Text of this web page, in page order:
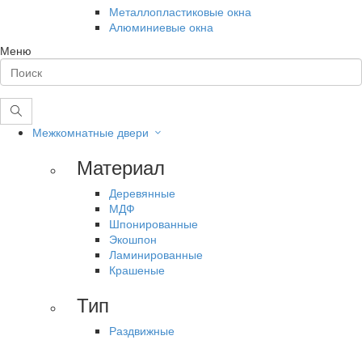
Металлопластиковые окна
Алюминиевые окна
Меню
Межкомнатные двери
Материал
Деревянные
МДФ
Шпонированные
Экошпон
Ламинированные
Крашеные
Тип
Раздвижные